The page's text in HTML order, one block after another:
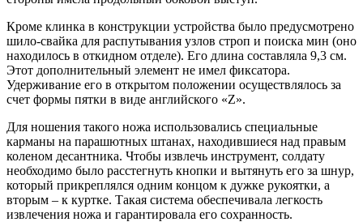
Кроме клинка в конструкции устройства было предусмотрено
шило-свайка для распутывания узлов строп и поиска мин (оно
находилось в откидном отделе). Его длина составляла 9,3 см.
Этот дополнительный элемент не имел фиксатора.
Удерживание его в открытом положении осуществлялось за
счет формы пятки в виде английского «Z».
Для ношения такого ножа использовались специальные
карманы на парашютных штанах, находившиеся над правым
коленом десантника. Чтобы извлечь инструмент, солдату
необходимо было расстегнуть кнопки и вытянуть его за шнур,
который прикреплялся одним концом к дужке рукоятки, а
вторым – к куртке. Такая система обеспечивала легкость
извлечения ножа и гарантировала его сохранность.